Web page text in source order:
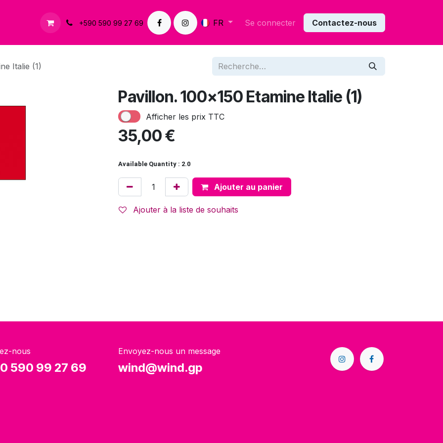
Contactez-nous+590 590 99 27 69 FR Se connecter Contactez-nous
Italie (1)
Pavillon. 100x150 Etamine Italie (1)
Afficher les prix TTC
35,00€
Available Quantity : 2.0
Ajouter au panier
Ajouter à la liste de souhaits
nous
590 99 27 69
Envoyez-nous un message
wind@wind.gp